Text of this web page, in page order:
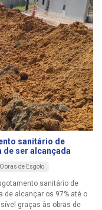
sanitário de
de ser alcançada
Obras de Esgoto
sanitário de
de alcançar os 97% até o
graças às obras de